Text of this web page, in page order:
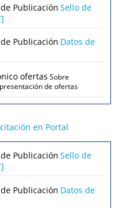
Publicación Sello de
Publicación Datos de
ofertas Sobre
de ofertas
en Portal
Publicación Sello de
Publicación Datos de